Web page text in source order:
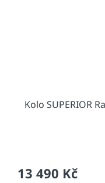
Kolo SUPERIOR
13 490 Kč